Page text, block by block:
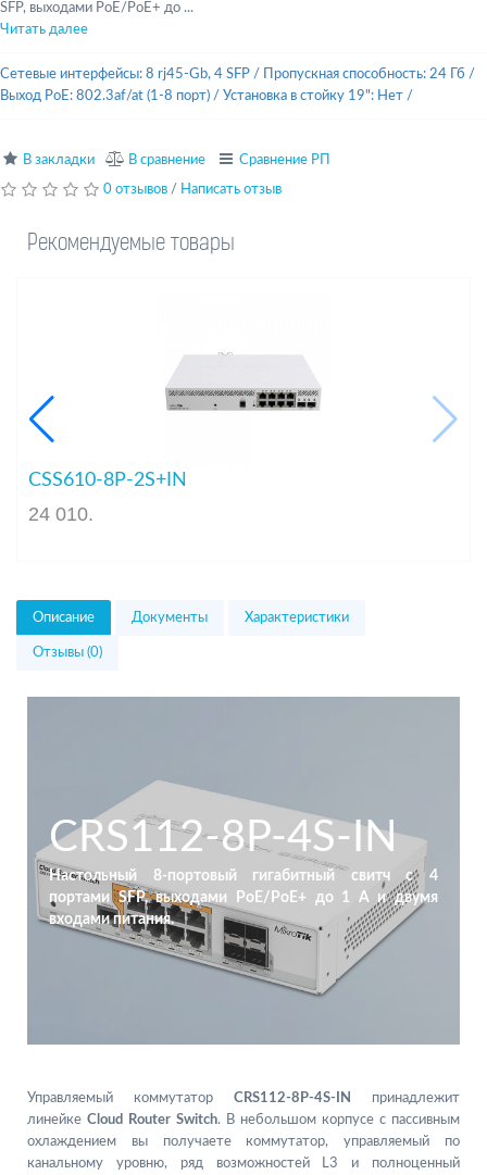
SFP, выходами PoE/PoE+ до ...
Читать далее
Сетевые интерфейсы: 8 rj45-Gb, 4 SFP / Пропускная способность: 24 Гб /
Выход PoE: 802.3af/at (1-8 порт) / Установка в стойку 19": Нет /
В закладки В сравнение Сравнение РП
0 отзывов / Написать отзыв
Рекомендуемые товары
CSS610-8P-2S+IN
24 010.
Описание Документы Характеристики
Отзывы (0)
CRS112-8P-4S-IN
Настольный 8-портовый гигабитный свитч с 4
портами SFP, выходами PoE/PoE+ до 1 А и двумя
входами питания.
Управляемый коммутатор CRS112-8P-4S-IN
принадлежит
линейке Cloud Router Switch. В небольшом корпусе с пассивным
охлаждением вы получаете коммутатор, управляемый по
канальному уровню, ряд возможностей L3 и полноценный